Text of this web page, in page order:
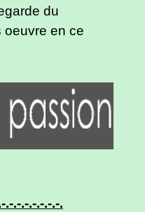
du
oeuvre en ce
.-.-.-.-.-.-.-.